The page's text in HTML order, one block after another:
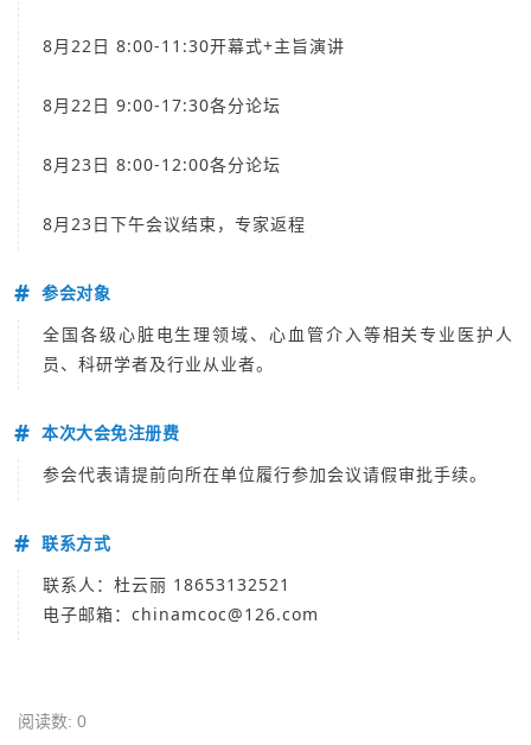
8月22日 8:00-11:30开幕式+主旨演讲
8月22日 9:00-17:30各分论坛
8月23日 8:00-12:00各分论坛
8月23日下午会议结束，专家返程
# 参会对象
全国各级心脏电生理领域、心血管介入等相关专业医护人
员、科研学者及行业从业者。
# 本次大会免注册费
参会代表请提前向所在单位履行参加会议请假审批手续。
# 联系方式
联系人：杜云丽 18653132521
电子邮箱：chinamcoc@126.com
阅读数: 0